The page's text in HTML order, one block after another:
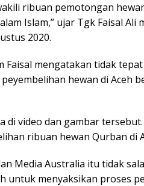
ribuan pemotongan
Islam,” ujar Tgk Faisal Ali
2020.
Faisal mengatakan tidak
hewan di Aceh
di video dan gambar
ribuan hewan Qurban di
Media Australia itu tidak
untuk menyaksikan proses